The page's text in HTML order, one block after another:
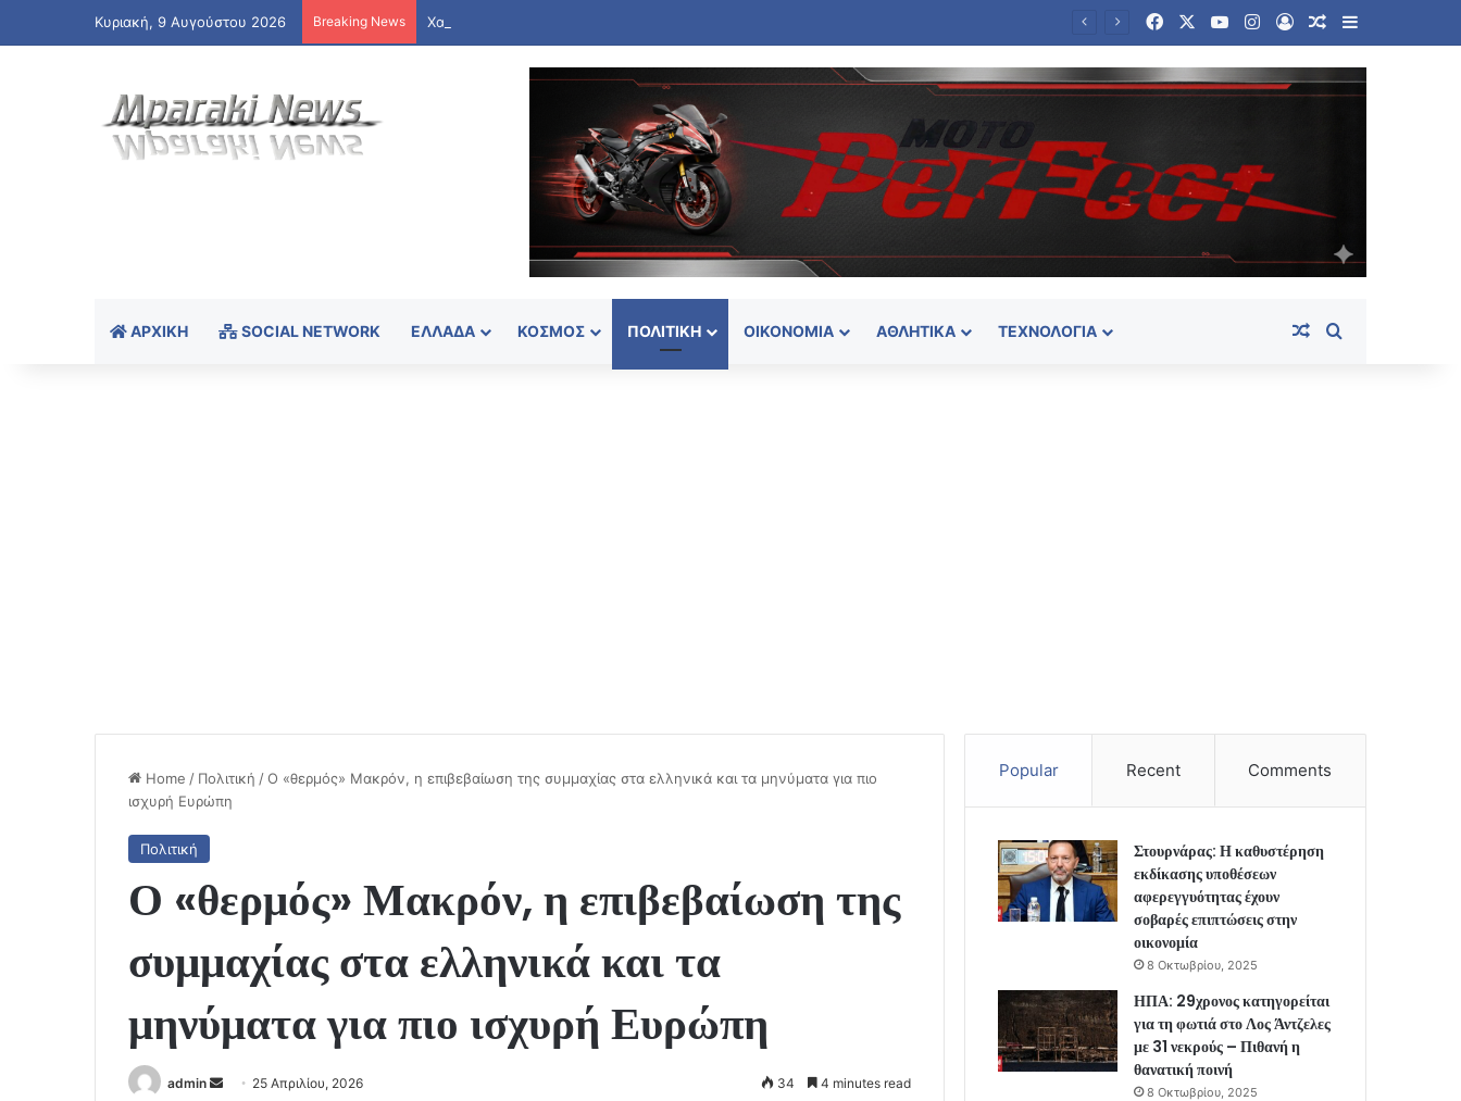
Κυριακή, 9 Αυγούστου 2026 Breaking News Χανιά: Χειροπέδες σε 24χρονο που κλείδωσε την ανήλικη φίλη του στο σπίτι FacebookYouTubeInstagram
Log InRandom Article
Sidebar
ΑΡΧΙΚΉ SOCIAL NETWORK ΕΛΛΆΔΑ ΚΌΣΜΟΣ ΠΟΛΙΤΙΚΉ ΟΙΚΟΝΟΜΊΑ ΑΘΛΗΤΙΚΆ ΤΕΧΝΟΛΟΓΊΑ Random Article
Home / Πολιτική /Ο «θερμός» Μακρόν, η επιβεβαίωση της συμμαχίας στα ελληνικά και τα μηνύματα για πιο
ισχυρή Ευρώπη
Πολιτική
Ο «θερμός» Μακρόν, η επιβεβαίωση της
συμμαχίας στα ελληνικά και τα
μηνύματα για πιο ισχυρή Ευρώπη
admin
Send 25 Απριλίου, 2026 34 4 minutes read
Popular Recent Comments
Στουρνάρας: Η καθυστέρηση
εκδίκασης υποθέσεων
αφερεγγυότητας έχουν
σοβαρές επιπτώσεις στην
οικονομία
8 Οκτωβρίου, 2025
ΗΠΑ: 29χρονος κατηγορείται
για τη φωτιά στο Λος Άντζελες
με 31 νεκρούς – Πιθανή η
θανατική ποινή
8 Οκτωβρίου, 2025